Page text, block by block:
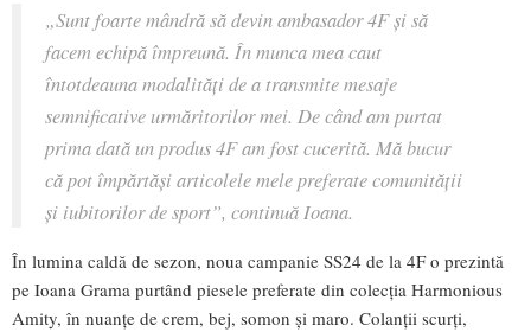
„Sunt foarte mândră să devin ambasador 4F și să
facem echipă împreună. În munca mea caut
întotdeauna modalități de a transmite mesaje
semnificative urmăritorilor mei. De când am purtat
prima dată un produs 4F am fost cucerită. Mă bucur
că pot împărtăși articolele mele preferate comunității
și iubitorilor de sport”, continuă Ioana.
În lumina caldă de sezon, noua campanie SS24 de la 4F o prezintă
pe Ioana Grama purtând piesele preferate din colecția Harmonious
Amity, în nuanțe de crem, bej, somon și maro. Colanții scurți,